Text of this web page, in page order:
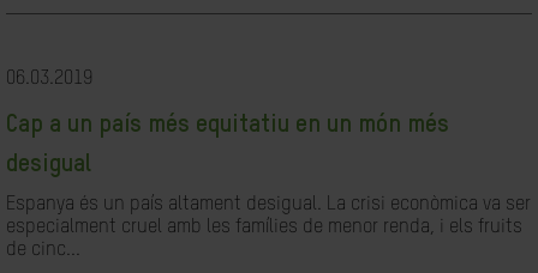
06.03.2019
Cap a un país més equitatiu en un món més
desigual
Espanya és un país altament desigual. La crisi econòmica va ser
especialment cruel amb les famílies de menor renda, i els fruits
de cinc...